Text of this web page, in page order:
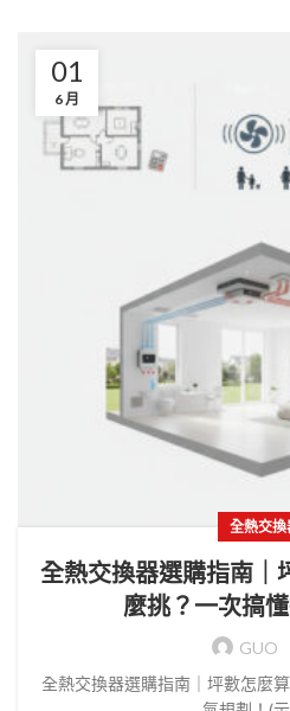
01
6 月
全熱交換
全熱交換器選購指南｜
麼挑？一次搞
GUO
全熱交換器選購指南｜坪數怎麼